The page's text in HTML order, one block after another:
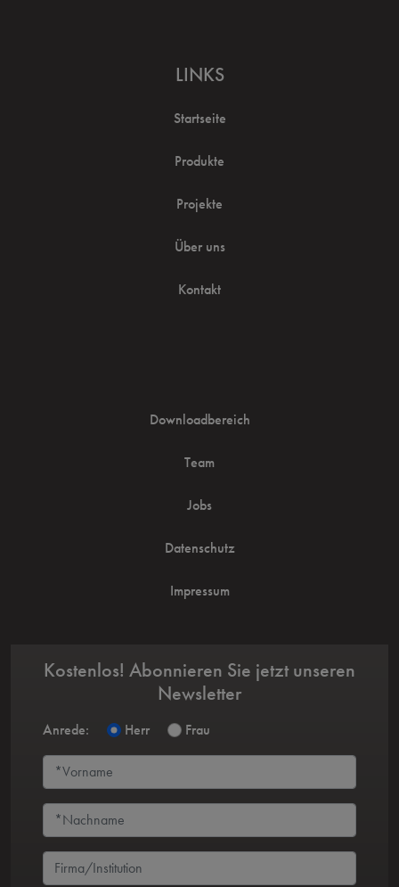
LINKS
Startseite
Produkte
Projekte
Über uns
Kontakt
Downloadbereich
Team
Jobs
Datenschutz
Impressum
Kostenlos! Abonnieren Sie jetzt unseren
Newsletter
Anrede: Herr Frau